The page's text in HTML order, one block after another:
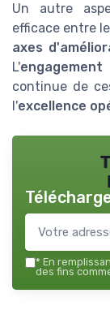
Un autre
efficace entre
axes
L'engagement
continue de
l'excellence
* En
des fins